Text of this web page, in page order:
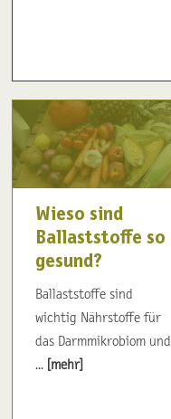
Wieso sind
Ballaststoffe so
gesund?
Ballaststoffe sind
wichtig Nährstoffe für
das Darmmikrobiom und
... [mehr]